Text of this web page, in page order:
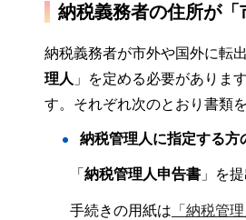
納税義務者の住所が「
納税義務者が市外や国外に転
理人 」を定める必要がありま
す。それぞれ次のとおり書類
納税管理人に指定する方
「 納税管理人申告書 」を
手続きの用紙は 「納税管